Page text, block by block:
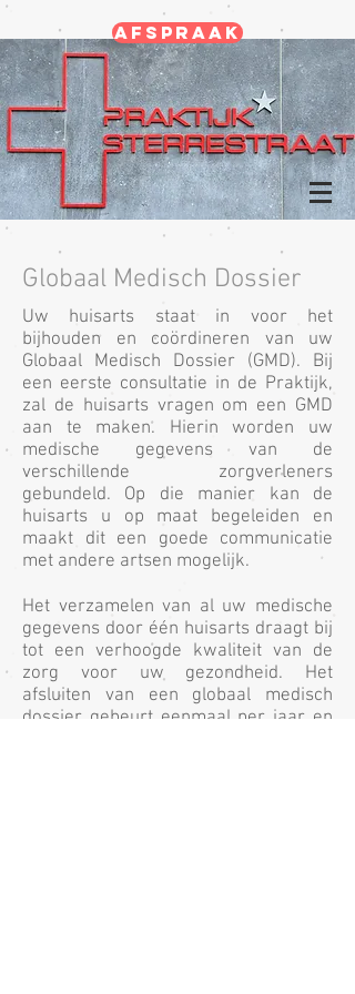
Afspraak
Globaal Medisch Dossier
Uw huisarts staat in voor het
bijhouden en coördineren van uw
Globaal Medisch Dossier (GMD). Bij
een eerste consultatie in de Praktijk,
zal de huisarts vragen om een GMD
aan te maken. Hierin worden uw
medische gegevens van de
verschillende zorgverleners
gebundeld. Op die manier kan de
huisarts u op maat begeleiden en
maakt dit een goede communicatie
met andere artsen mogelijk.
Het verzamelen van al uw medische
gegevens door één huisarts draagt bij
tot een verhoogde kwaliteit van de
zorg voor uw gezondheid. Het
afsluiten van een globaal medisch
dossier gebeurt eenmaal per jaar en